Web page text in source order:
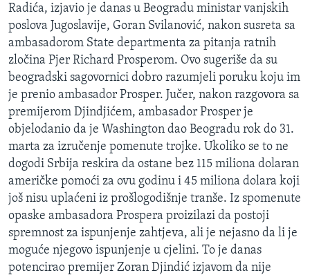
ŽENSKA STRANA
IZBJEGLIČKA STRANA
MAGAZIN
O GLASU AMERIKE
Learning English
PRATITE NAS
Jezici
Radića, izjavio je danas u Beogradu ministar vanjskih
poslova Jugoslavije, Goran Svilanović, nakon susreta sa
ambasadorom State departmenta za pitanja ratnih
zločina Pjer Richard Prosperom. Ovo sugeriše da su
beogradski sagovornici dobro razumjeli poruku koju im
je prenio ambasador Prosper. Jučer, nakon razgovora sa
premijerom Djindjićem, ambasador Prosper je
objelodanio da je Washington dao Beogradu rok do 31.
marta za izručenje pomenute trojke. Ukoliko se to ne
dogodi Srbija reskira da ostane bez 115 miliona dolaran
američke pomoći za ovu godinu i 45 miliona dolara koji
još nisu uplaćeni iz prošlogodišnje tranše. Iz spomenute
opaske ambasadora Prospera proizilazi da postoji
spremnost za ispunjenje zahtjeva, ali je nejasno da li je
moguće njegovo ispunjenje u cjelini. To je danas
potencirao premijer Zoran Djindić izjavom da nije